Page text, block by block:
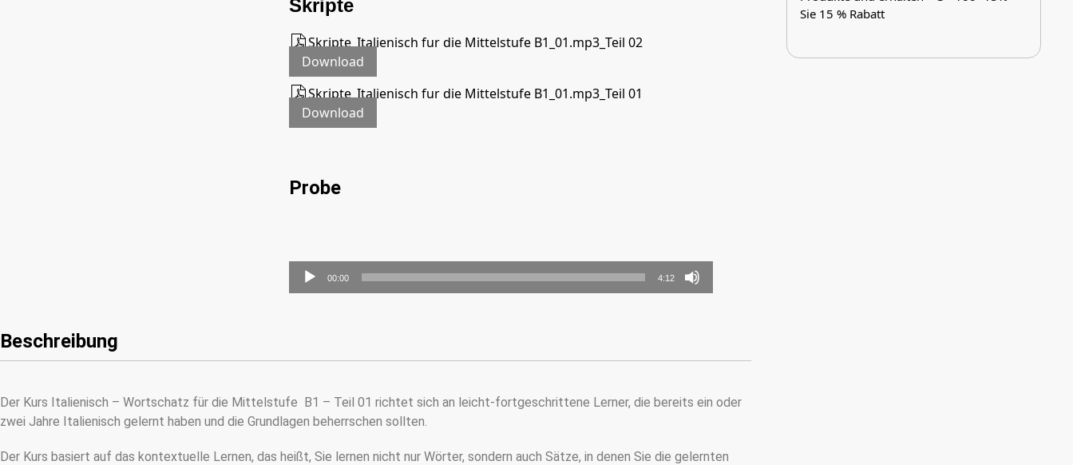
Skripte
Skripte_Italienisch fur die Mittelstufe B1_01.mp3_Teil 02
Download
Skripte_Italienisch fur die Mittelstufe B1_01.mp3_Teil 01
Download
Probe
Audio-
Player
00:00 4:12
Beschreibung
Der Kurs Italienisch – Wortschatz für die Mittelstufe B1 – Teil 01 richtet sich an leicht-fortgeschrittene Lerner, die bereits ein oder
zwei Jahre Italienisch gelernt haben und die Grundlagen beherrschen sollten.
Der Kurs basiert auf das kontextuelle Lernen, das heißt, Sie lernen nicht nur Wörter, sondern auch Sätze, in denen Sie die gelernten
Sie 15 % Rabatt